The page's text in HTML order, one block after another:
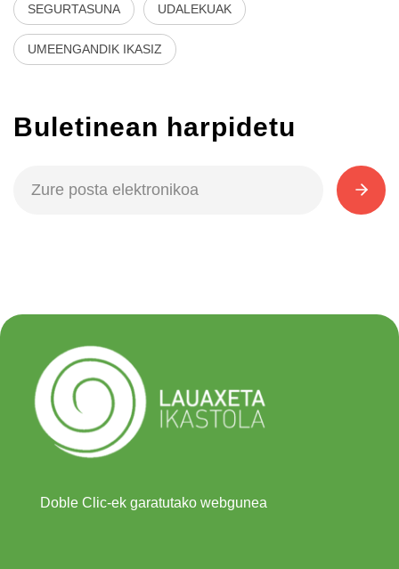
SEGURTASUNA UDALEKUAK
UMEENGANDIK IKASIZ
Buletinean harpidetu
Doble Clic-ek garatutako webgunea